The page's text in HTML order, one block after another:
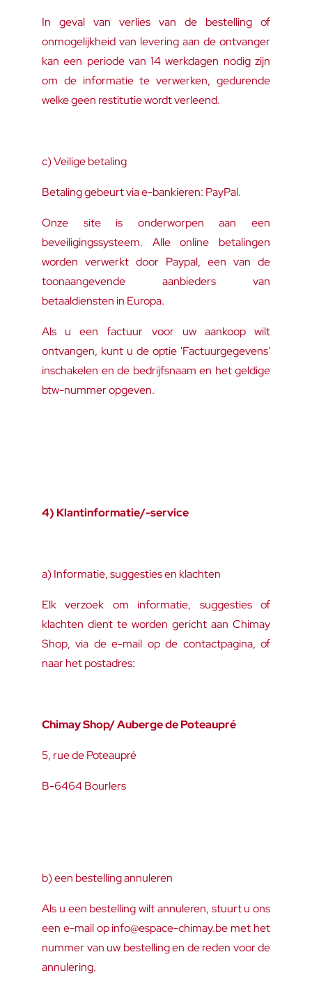
In geval van verlies van de bestelling of
onmogelijkheid van levering aan de ontvanger
kan een periode van 14 werkdagen nodig zijn
om de informatie te verwerken, gedurende
welke geen restitutie wordt verleend.
c) Veilige betaling
Betaling gebeurt via e-bankieren: PayPal.
Onze site is onderworpen aan een
beveiligingssysteem. Alle online betalingen
worden verwerkt door Paypal, een van de
toonaangevende aanbieders van
betaaldiensten in Europa.
Als u een factuur voor uw aankoop wilt
ontvangen, kunt u de optie 'Factuurgegevens'
inschakelen en de bedrijfsnaam en het geldige
btw-nummer opgeven.
4) Klantinformatie/-service
a) Informatie, suggesties en klachten
Elk verzoek om informatie, suggesties of
klachten dient te worden gericht aan Chimay
Shop, via de e-mail op de contactpagina, of
naar het postadres:
Chimay Shop/ Auberge de Poteaupré
5, rue de Poteaupré
B-6464 Bourlers
b) een bestelling annuleren
Als u een bestelling wilt annuleren, stuurt u ons
een e-mail op info@espace-chimay.be met het
nummer van uw bestelling en de reden voor de
annulering.